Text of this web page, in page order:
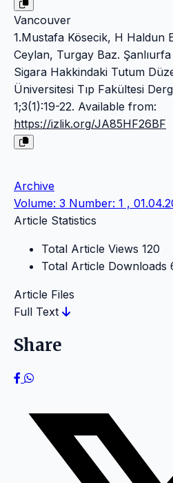
Vancouver
1.Mustafa Kösecik, H Haldun
Ceylan, Turgay Baz.
Sigara Hakkindaki Tutum
Üniversitesi Tıp Fakültesi
1;3(1):19-22. Available from:
https://izlik.org/JA85HF26BF
Archive
Volume: 3 Number: 1 ,
Article Statistics
Total Article Views 120
Total Article Downloads
Article Files
Full Text
Share